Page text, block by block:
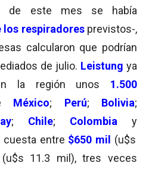
de este mes se había
los respiradores previstos-,
calcularon que podrían
de julio. Leistung ya
la región unos 1.500
México; Perú; Bolivia;
; Chile; Colombia y
cuesta entre $650 mil (u$s
(u$s 11.3 mil), tres veces